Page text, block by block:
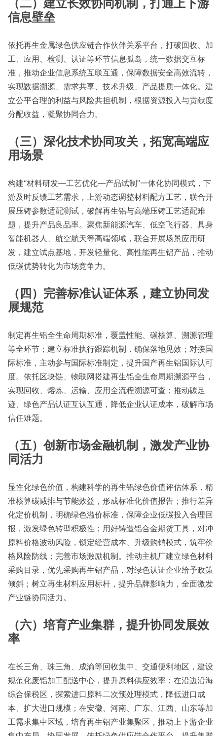
（二）建立长效协同机制，打通上下游
信息壁垒
依托再生金属绿色供应链合作伙伴关系平台，打破回收、加
工、应用、检测、认证等环节信息孤岛，统一数据交互标
准，推动企业信息系统互联互通，保障数据安全高效流转，
实现数据溯源、需求共享、技术升级、产品提质一体化。建
立公平合理的利益与风险共担机制，根据资源投入与贡献度
分配收益，凝聚协同合力。
（三）深化技术协同攻关，拓宽高端应
用场景
构建“材料研发—工艺优化—产品试制”一体化协同模式，下
游及时反馈工艺需求，上游动态调整材料配方工艺，联合开
展压铸参数适配测试，破解再生铝与高端压铸工艺适配难
题，提升产品良品率。聚焦新能源汽车、低空飞行器、具身
智能机器人、航空航天等高端领域，联合开展场景应用研
发，建立试点基地，开发轻量化、高性能再生铝产品，推动
低碳优势转化为市场竞争力。
（四）完善标准认证体系，建立协同发
展规范
制定再生铝全生命周期标准，覆盖性能、碳核算、溯源管理
等全环节；建立标准执行跟踪机制，确保落地见效；对接国
际标准，主动参与国际标准制定，提升国产再生铝国际认可
度。依托区块链、物联网搭建再生铝全生命周期溯源平台，
实现回收、熔炼、运输、应用全流程溯源可查；推动碳足
迹、绿色产品认证互认互通，降低企业认证成本，破解市场
信任难题。
（五）创新市场金融机制，激发产业协
同活力
显性化绿色价值，构建科学的再生铝绿色价值评估体系，精
准核算碳减排与节能效益，形成标准化价值报告；推行差异
化定价机制，明确绿色溢价标准，保障企业低碳投入合理回
报，激发绿色转型积极性；用好铸造铝合金期货工具，对冲
原料价格波动风险，锁定经营成本、升级购销模式，筑牢价
格风险防线；完善市场激励机制。推动主机厂建立绿色材料
采购目录，优先采购再生铝产品，对绿色认证企业给予政策
倾斜；树立再生材料应用标杆，提升品牌影响力，全面激发
产业链协同活力。
（六）培育产业集群，提升协同发展效
率
在长三角、珠三角、成渝等回收集中、交通便利地区，建设
规范化废铝加工配送中心，提升原料供应效率；在沿边沿海
综合保税区，探索进口原料二次预处理模式，降低进口成
本、扩大进口规模；在安徽、河南、广东、江西、山东等加
工需求集中区域，培育再生铝产业集聚区，推动上下游企业